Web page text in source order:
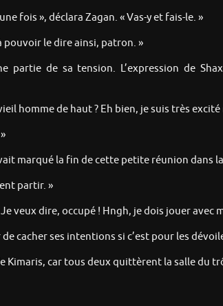
fois », déclara Zagan. « Vas-y et fais-le. »
pouvoir le dire ainsi, patron. »
partie de sa tension. L’expression de
homme de haut ? Eh bien, je suis très
marqué la fin de cette petite réunion dans
partir. »
veux dire, occupé ! Hngh, je dois jouer
cacher ses intentions si c’est pour les
Kimaris, car tous deux quittèrent la salle du